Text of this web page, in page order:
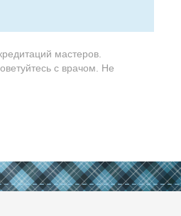
мастеров.
с врачом. Не